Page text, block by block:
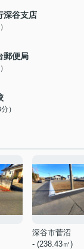
深谷支店
郵便局
）
深谷市菅沼
- (238.43㎡)